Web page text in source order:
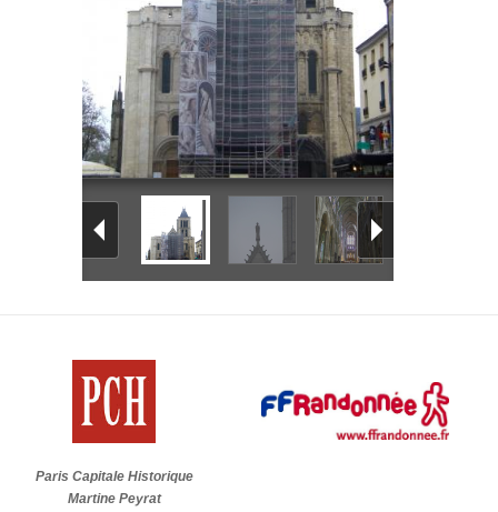
Paris Capitale Historique
Martine Peyrat